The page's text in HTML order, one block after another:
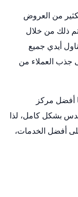
من العروض
ذلك من خلال
أيدي جميع
جذب العملاء من
أفضل مركز
بشكل كامل، لذا
أفضل الخدمات،